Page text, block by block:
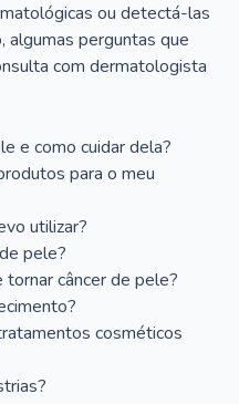
ou detectá-las
algumas perguntas que
com dermatologista
e como cuidar dela?
para o meu
utilizar?
pele?
câncer de pele?
cosméticos